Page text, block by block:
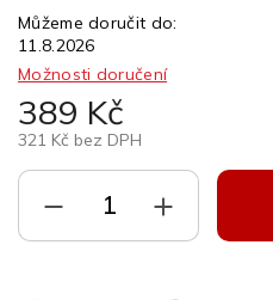
389 Kč
321 Kč bez DPH
Můžeme doručit do:
11.8.2026
Možnosti doručení